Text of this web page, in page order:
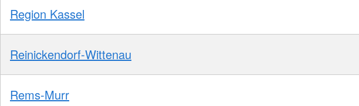
Region Kassel
Reinickendorf-Wittenau
Rems-Murr